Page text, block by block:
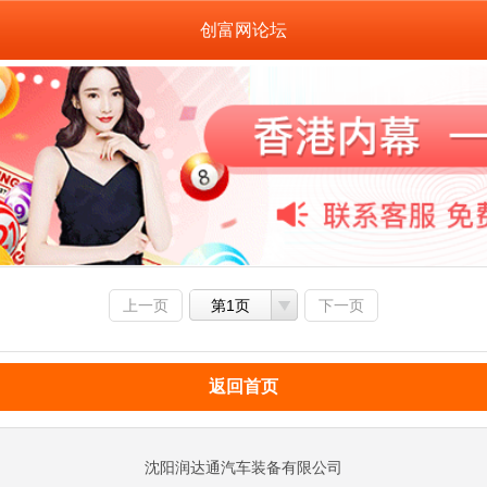
创富网论坛
上一页 第1页 下一页
返回首页
沈阳润达通汽车装备有限公司